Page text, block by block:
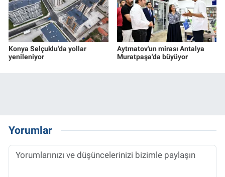
Konya Selçuklu'da yollar
yenileniyor
Aytmatov'un mirası Antalya
Muratpaşa'da büyüyor
Yorumlar